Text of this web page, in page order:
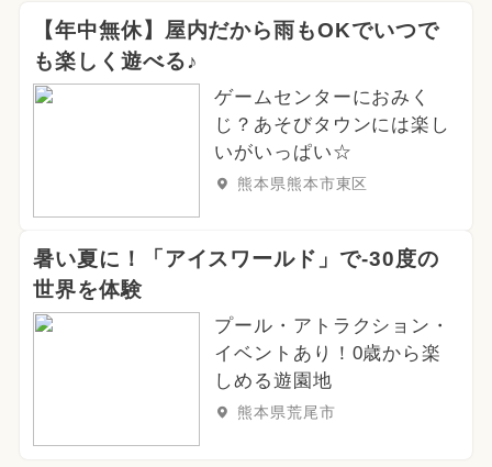
【年中無休】屋内だから雨もOKでいつで
も楽しく遊べる♪
ゲームセンターにおみく
じ？あそびタウンには楽し
いがいっぱい☆
熊本県熊本市東区
暑い夏に！「アイスワールド」で-30度の
世界を体験
プール・アトラクション・
イベントあり！0歳から楽
しめる遊園地
熊本県荒尾市